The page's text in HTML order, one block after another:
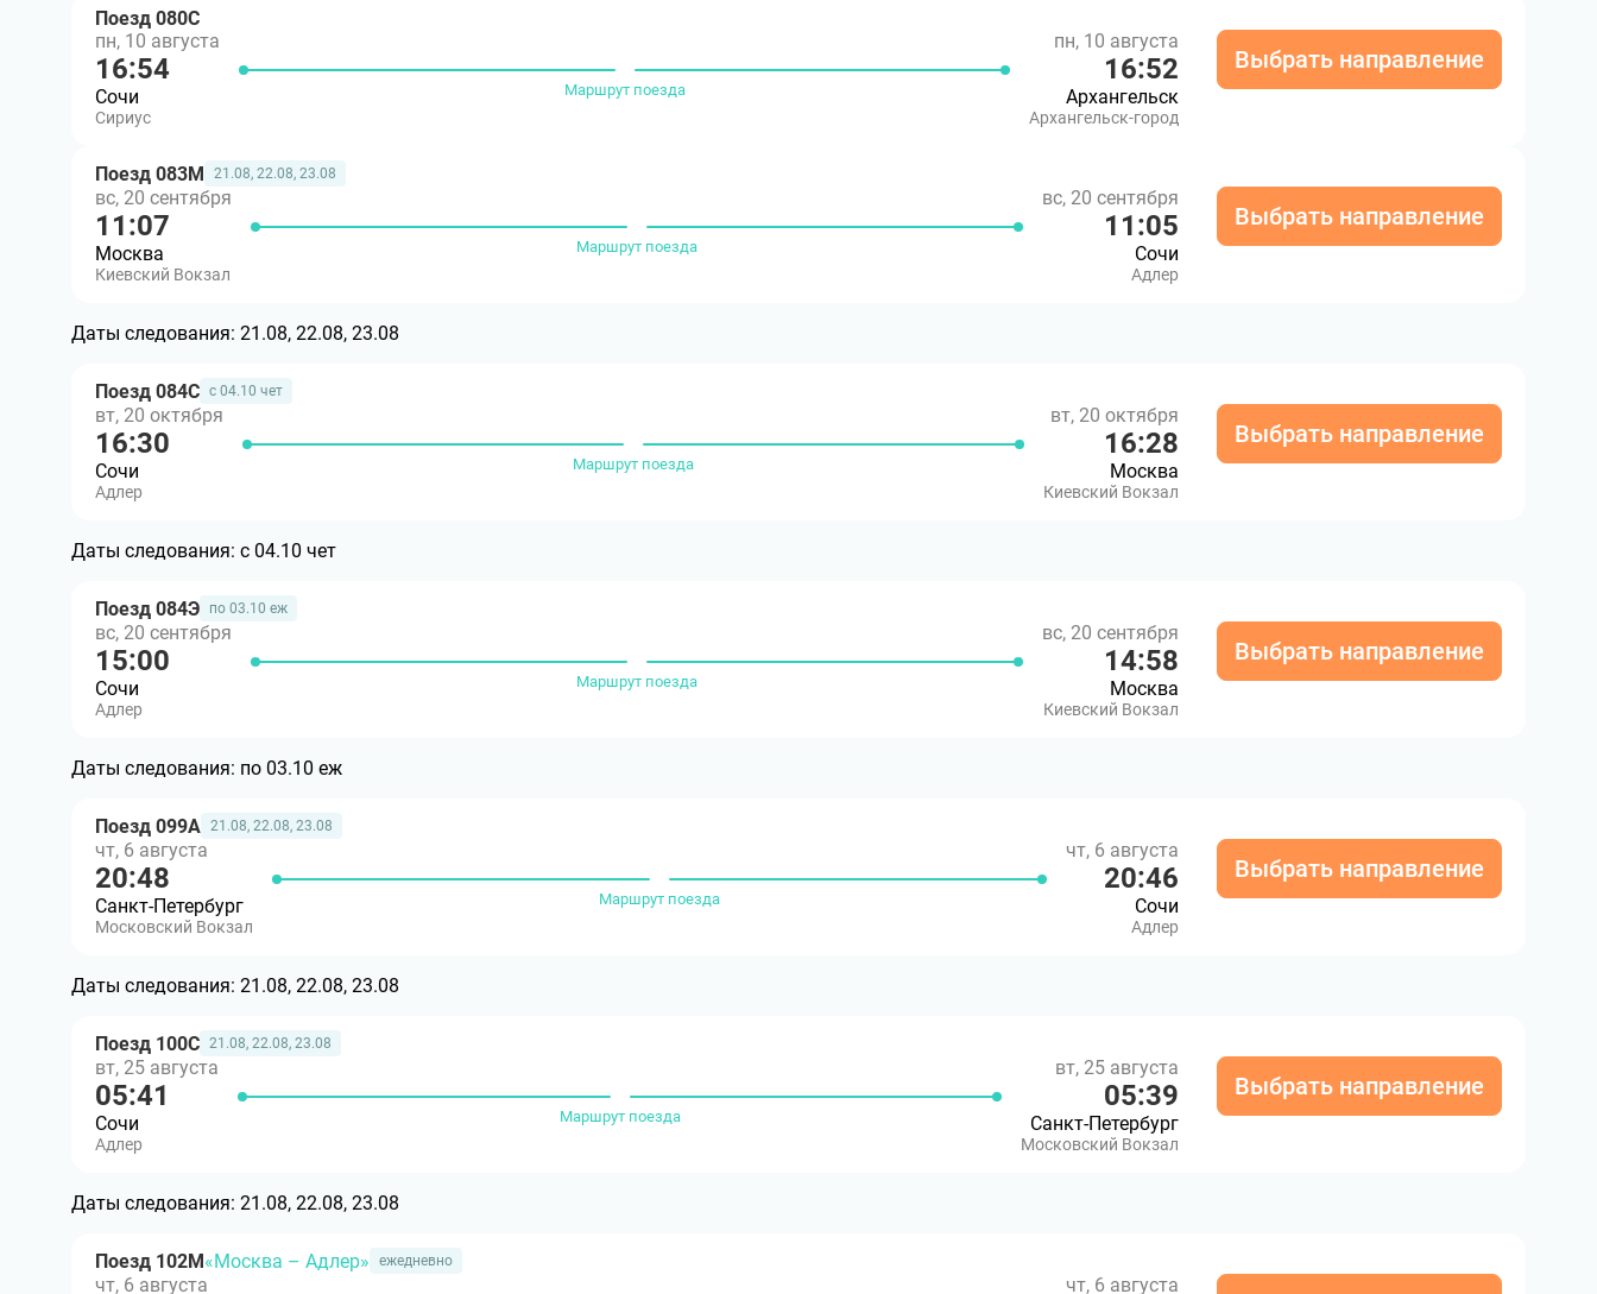
Поезд 080С
пн, 10 августа
16:54
Сочи
Сириус
Маршрут поезда
пн, 10 августа
16:52
Архангельск
Архангельск-город
Выбрать направление
Поезд 083М 21.08, 22.08, 23.08
вс, 20 сентября
11:07
Москва
Киевский Вокзал
Маршрут поезда
вс, 20 сентября
11:05
Сочи
Адлер
Выбрать направление
Даты следования: 21.08, 22.08, 23.08
Поезд 084С с 04.10 чет
вт, 20 октября
16:30
Сочи
Адлер
Маршрут поезда
вт, 20 октября
16:28
Москва
Киевский Вокзал
Выбрать направление
Даты следования: с 04.10 чет
Поезд 084Э по 03.10 еж
вс, 20 сентября
15:00
Сочи
Адлер
Маршрут поезда
вс, 20 сентября
14:58
Москва
Киевский Вокзал
Выбрать направление
Даты следования: по 03.10 еж
Поезд 099А 21.08, 22.08, 23.08
чт, 6 августа
20:48
Санкт-Петербург
Московский Вокзал
Маршрут поезда
чт, 6 августа
20:46
Сочи
Адлер
Выбрать направление
Даты следования: 21.08, 22.08, 23.08
Поезд 100С 21.08, 22.08, 23.08
вт, 25 августа
05:41
Сочи
Адлер
Маршрут поезда
вт, 25 августа
05:39
Санкт-Петербург
Московский Вокзал
Выбрать направление
Даты следования: 21.08, 22.08, 23.08
Поезд 102М«Москва – Адлер» ежедневно
чт, 6 августа чт, 6 августа